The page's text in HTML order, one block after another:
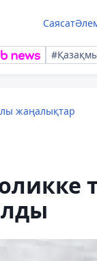
Саясат
жаңалықтар